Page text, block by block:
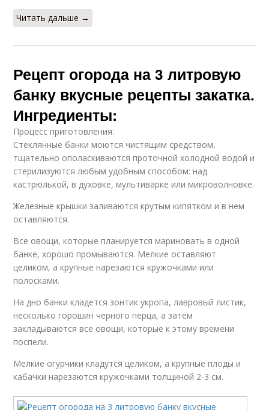
Читать дальше →
Рецепт огорода на 3 литровую
банку вкусные рецепты закатка.
Ингредиенты:
Процесс приготовления:
Стеклянные банки моются чистящим средством,
тщательно ополаскиваются проточной холодной водой и
стерилизуются любым удобным способом: над
кастрюлькой, в духовке, мультиварке или микроволновке.
Железные крышки заливаются крутым кипятком и в нем
оставляются.
Все овощи, которые планируется мариновать в одной
банке, хорошо промываются. Мелкие оставляют
целиком, а крупные нарезаются кружочками или
полосками.
На дно банки кладется зонтик укропа, лавровый листик,
несколько горошин черного перца, а затем
закладываются все овощи, которые к этому времени
поспели.
Мелкие огурчики кладутся целиком, а крупные плоды и
кабачки нарезаются кружочками толщиной 2-3 см.